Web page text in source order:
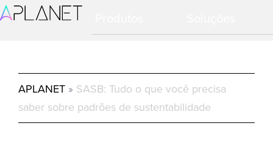
Skip
to
Skip
to
APLANET » SASB: Tudo o que você precisa
saber sobre padrões de sustentabilidade